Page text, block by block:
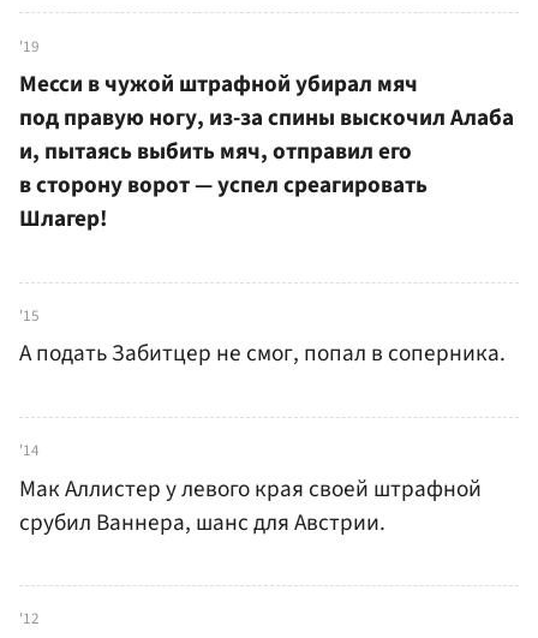
'19
Месси в чужой штрафной убирал мяч
под правую ногу, из-за спины выскочил Алаба
и, пытаясь выбить мяч, отправил его
в сторону ворот — успел среагировать
Шлагер!
'15
А подать Забитцер не смог, попал в соперника.
'14
Мак Аллистер у левого края своей штрафной
срубил Ваннера, шанс для Австрии.
'12